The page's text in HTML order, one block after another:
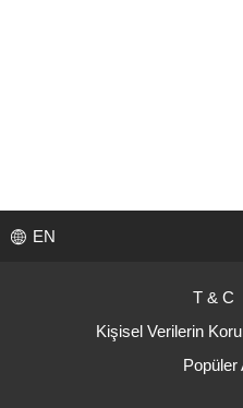
EN
T & C
Kişisel Verilerin
Popüler